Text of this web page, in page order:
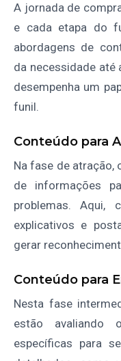
A jornada de
e cada etapa do
abordagens de
da necessidade até
desempenha um
funil.
Conteúdo para
Na fase de atração,
de informações
problemas. Aqui,
explicativos e
gerar
Conteúdo para
Nesta fase
estão avaliando
específicas para